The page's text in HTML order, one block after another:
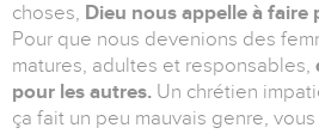
choses, Dieu nous appelle à faire
Pour que nous devenions des
matures, adultes et responsables,
pour les autres. Un chrétien
ça fait un peu mauvais genre,